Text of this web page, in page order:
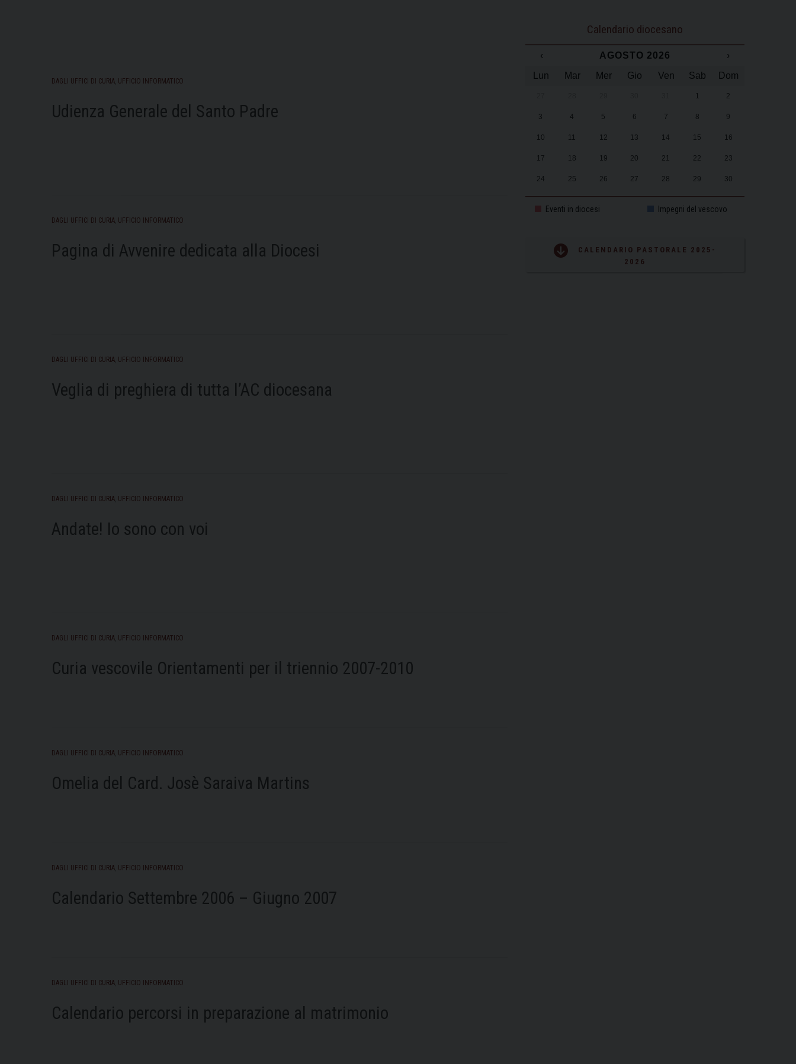
DAGLI UFFICI DI CURIA UFFICIO INFORMATICO
Udienza Generale del Santo Padre
DAGLI UFFICI DI CURIA UFFICIO INFORMATICO
Pagina di Avvenire dedicata alla Diocesi
DAGLI UFFICI DI CURIA UFFICIO INFORMATICO
Veglia di preghiera di tutta l’AC diocesana
DAGLI UFFICI DI CURIA UFFICIO INFORMATICO
Andate! Io sono con voi
DAGLI UFFICI DI CURIA UFFICIO INFORMATICO
Curia vescovile Orientamenti per il triennio 2007-2010
DAGLI UFFICI DI CURIA UFFICIO INFORMATICO
Omelia del Card. Josè Saraiva Martins
DAGLI UFFICI DI CURIA UFFICIO INFORMATICO
Calendario Settembre 2006 – Giugno 2007
DAGLI UFFICI DI CURIA UFFICIO INFORMATICO
Calendario percorsi in preparazione al matrimonio
Calendario diocesano
‹ AGOSTO 2026
›
Lun
Mar Mer Gio Ven Sab Dom
1 2
3 4 5 6 7 8 9
10 11 12 13 14 15 16
17 18 19 20 21 22 23
24 25 26 27 28 29 30
31 1 2 3 4 5 6
Eventi in diocesi Impegni del vescovo
CALENDARIO PASTORALE 2025-
2026